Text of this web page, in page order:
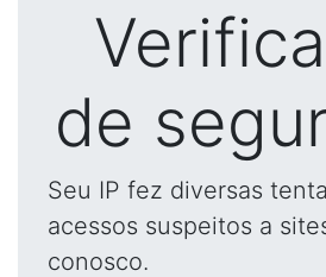
de
Seu IP fez diversas
acessos suspeitos a
conosco.